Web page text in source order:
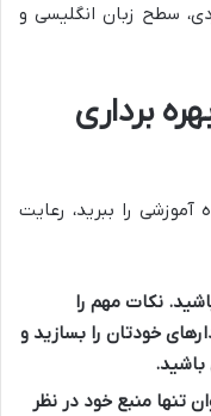
سطح زبان انگلیسی و
برداری
آموزشی را ببرید، رعایت
نکات مهم را
خودتان را بسازید و
باشید.
تنها منبع خود در نظر